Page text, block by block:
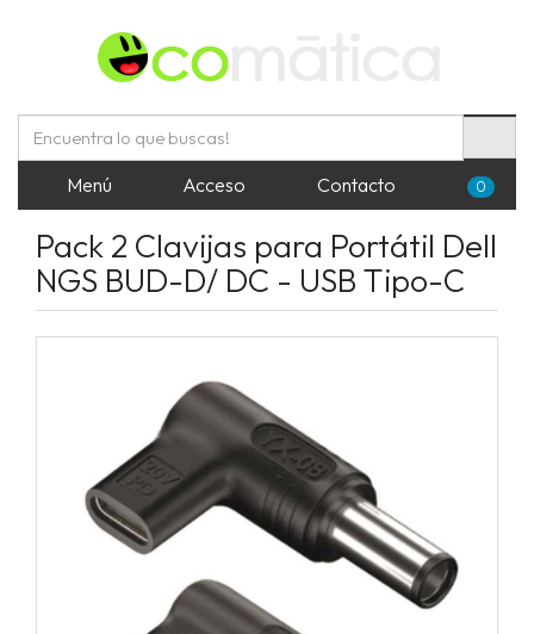
Menú Acceso Contacto 0
Pack 2 Clavijas para Portátil Dell
NGS BUD-D/ DC - USB Tipo-C